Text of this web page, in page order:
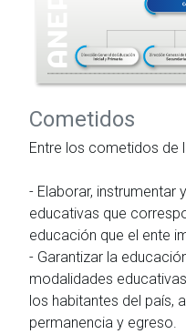
Cometidos
Entre los cometidos de
- Elaborar, instrumentar
educativas que
educación que el ente
- Garantizar la
modalidades
los habitantes del país,
permanencia y egreso.